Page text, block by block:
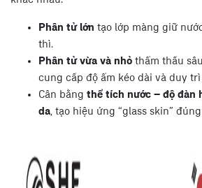
Phân tử lớn tạo lớp màng giữ
thì.
Phân tử vừa và nhỏ thẩm thấu
cung cấp độ ẩm kéo dài và duy
Cân bằng thể tích nước – độ đàn
da, tạo hiệu ứng “glass skin”